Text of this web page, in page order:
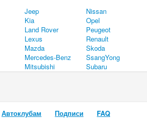
Jeep
Kia
Land Rover
Lexus
Mazda
Mercedes-Benz
Mitsubishi
Nissan
Opel
Peugeot
Renault
Skoda
SsangYong
Subaru
Автоклубам Подписи FAQ